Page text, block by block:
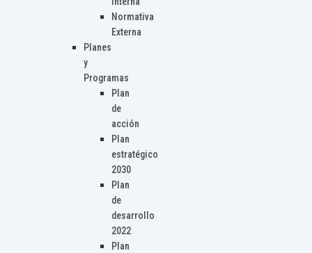
Normativa
Externa
Planes
y
Programas
Plan
de
acción
Plan
estratégico
2030
Plan
de
desarrollo
2022
Plan